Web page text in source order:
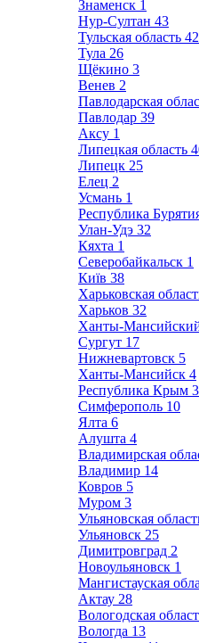
Знаменск 1
Нур-Султан 43
Тульская область 42
Тула 26
Щёкино 3
Венев 2
Павлодарская
Павлодар 39
Аксу 1
Липецкая область
Липецк 25
Елец 2
Усмань 1
Республика
Улан-Удэ 32
Кяхта 1
Северобайкальск 1
Київ 38
Харьковская
Харьков 32
Ханты-
Сургут 17
Нижневартовск 5
Ханты-Мансийск 4
Республика Крым
Симферополь 10
Ялта 6
Алушта 4
Владимирская
Владимир 14
Ковров 5
Муром 3
Ульяновская
Ульяновск 25
Димитровград 2
Новоульяновск 1
Мангистауская
Актау 28
Вологодская
Вологда 13